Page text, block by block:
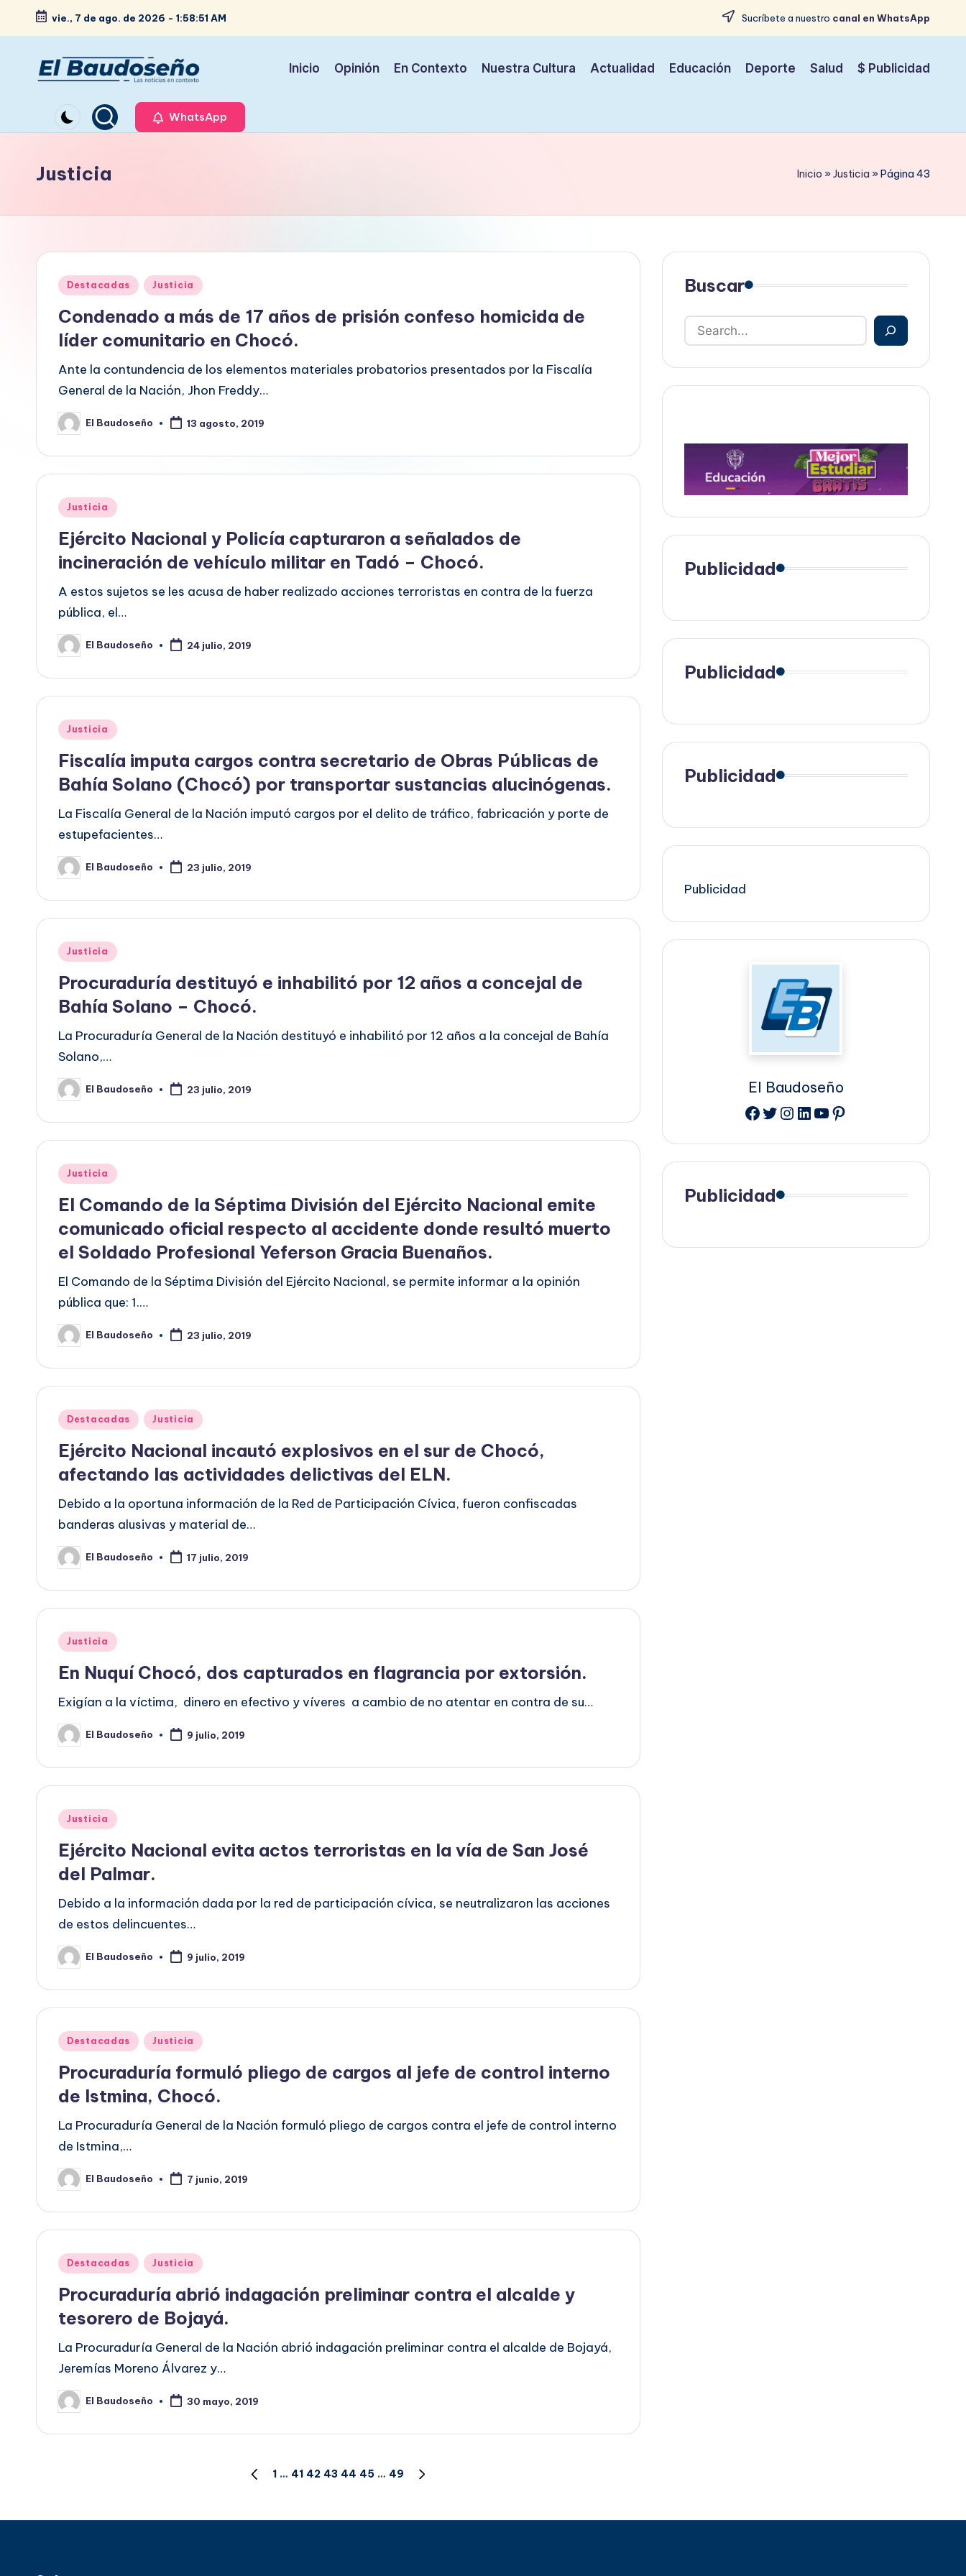
Saltar
contenido
vie., 7 de ago. de 2026 - 1:58:52 AM Sucríbete a nuestro canal en WhatsApp
e
ó
d
i
U
D
noticias
en
Inicio Opinión En Contexto Nuestra Cultura Actualidad Educación Deporte Salud $ Publicidad
WhatsApp
Justicia Inicio »Justicia »Página 43
Publicado
Destacadas Justicia
Condenado a más de 17 años de prisión confeso homicida de
líder comunitario en Chocó.
Ante la contundencia de los elementos materiales probatorios presentados por la Fiscalía
General de la Nación, Jhon Freddy…
Publicado
por
El Baudoseño 13 agosto, 2019
Publicado
Justicia
Ejército Nacional y Policía capturaron a señalados de
incineración de vehículo militar en Tadó – Chocó.
A estos sujetos se les acusa de haber realizado acciones terroristas en contra de la fuerza
pública, el…
Publicado
por
El Baudoseño 24 julio, 2019
Publicado
Justicia
Fiscalía imputa cargos contra secretario de Obras Públicas de
Bahía Solano (Chocó) por transportar sustancias alucinógenas.
La Fiscalía General de la Nación imputó cargos por el delito de tráfico, fabricación y porte de
estupefacientes…
Publicado
por
El Baudoseño 23 julio, 2019
Publicado
Justicia
Procuraduría destituyó e inhabilitó por 12 años a concejal de
Bahía Solano – Chocó.
La Procuraduría General de la Nación destituyó e inhabilitó por 12 años a la concejal de Bahía
Solano,…
Publicado
por
El Baudoseño 23 julio, 2019
Publicado
Justicia
El Comando de la Séptima División del Ejército Nacional emite
comunicado oficial respecto al accidente donde resultó muerto
el Soldado Profesional Yeferson Gracia Buenaños.
El Comando de la Séptima División del Ejército Nacional, se permite informar a la opinión
pública que: 1.…
Publicado
por
El Baudoseño 23 julio, 2019
Publicado
Destacadas Justicia
Ejército Nacional incautó explosivos en el sur de Chocó,
afectando las actividades delictivas del ELN.
Debido a la oportuna información de la Red de Participación Cívica, fueron confiscadas
banderas alusivas y material de…
Publicado
por
El Baudoseño 17 julio, 2019
Publicado
Justicia
En Nuquí Chocó, dos capturados en flagrancia por extorsión.
Exigían a la víctima, dinero en efectivo y víveres a cambio de no atentar en contra de su…
Publicado
por
El Baudoseño 9 julio, 2019
Publicado
Justicia
Ejército Nacional evita actos terroristas en la vía de San José
del Palmar.
Debido a la información dada por la red de participación cívica, se neutralizaron las acciones
de estos delincuentes…
Publicado
por
El Baudoseño 9 julio, 2019
Publicado
Destacadas Justicia
Procuraduría formuló pliego de cargos al jefe de control interno
de Istmina, Chocó.
La Procuraduría General de la Nación formuló pliego de cargos contra el jefe de control interno
de Istmina,…
Publicado
por
El Baudoseño 7 junio, 2019
Publicado
Destacadas Justicia
Procuraduría abrió indagación preliminar contra el alcalde y
tesorero de Bojayá.
La Procuraduría General de la Nación abrió indagación preliminar contra el alcalde de Bojayá,
Jeremías Moreno Álvarez y…
Publicado
por
El Baudoseño 30 mayo, 2019
de
PÁGINA
1 … 41 42 43 44 45 … 49
Buscar
Publicidad
Publicidad
Publicidad
Publicidad
El Baudoseño
Facebook
Twitter
Instagram
LinkedIn
YouTube
Pinterest
Publicidad